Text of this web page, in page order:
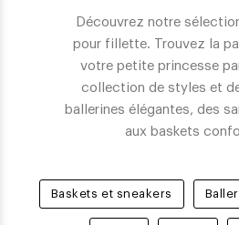
Découvrez notre
pour fillette. Trouvez la
votre petite princesse
collection de styles et
ballerines élégantes, des
aux baskets
Baskets et sneakers